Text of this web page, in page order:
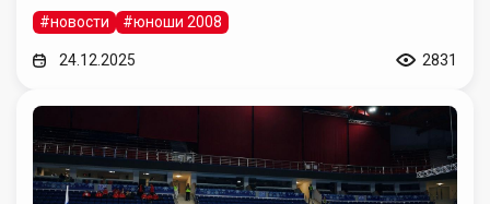
#новости #юноши 2008
24.12.2025 2831